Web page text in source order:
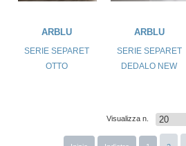
ARBLU
SERIE SEPARET
OTTO
ARBLU
SERIE SEPARET
DEDALO NEW
Visualizza n.